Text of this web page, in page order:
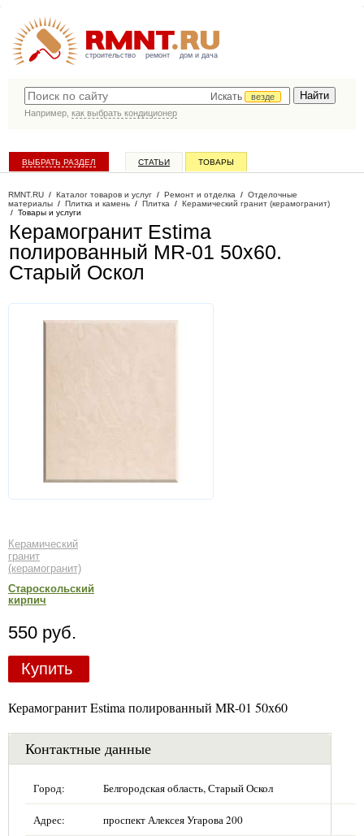
строительство ремонт дом и дача
Искать
везде
Например, как выбрать кондиционер
ВЫБРАТЬ РАЗДЕЛ СТАТЬИ ТОВАРЫ
RMNT.RU / Каталог товаров и услуг / Ремонт и отделка / Отделочные
материалы / Плитка и камень / Плитка / Керамический гранит (керамогранит)
/ Товары и услуги
Керамогранит Estima
полированный MR-01 50х60.
Старый Оскол
Керамический
гранит
(керамогранит)
Староскольский
кирпич
550 руб.
Купить
Керамогранит Estima полированный MR-01 50х60
Контактные данные
Город: Белгородская область, Старый Оскол
Адрес: проспект Алексея Угарова 200